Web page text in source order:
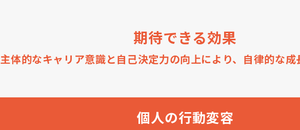
期待できる効果
主体的なキャリア意識と自己決定力の向上により、自律的な成
個人の行動変容